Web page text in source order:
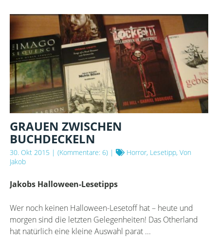
GRAUEN ZWISCHEN
BUCHDECKELN
30. Okt 2015 | (Kommentare: 6) |
Horror, Lesetipp, Von
Jakob
Jakobs Halloween-Lesetipps
Wer noch keinen Halloween-Lesetoff hat – heute und
morgen sind die letzten Gelegenheiten! Das Otherland
hat natürlich eine kleine Auswahl parat ...